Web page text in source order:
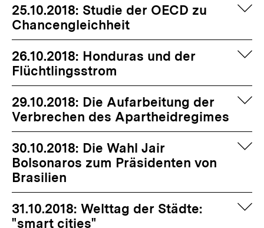
25.10.2018: Studie der OECD zu
Chancengleichheit
26.10.2018: Honduras und der
Flüchtlingsstrom
29.10.2018: Die Aufarbeitung der
Verbrechen des Apartheidregimes
30.10.2018: Die Wahl Jair
Bolsonaros zum Präsidenten von
Brasilien
31.10.2018: Welttag der Städte:
"smart cities"